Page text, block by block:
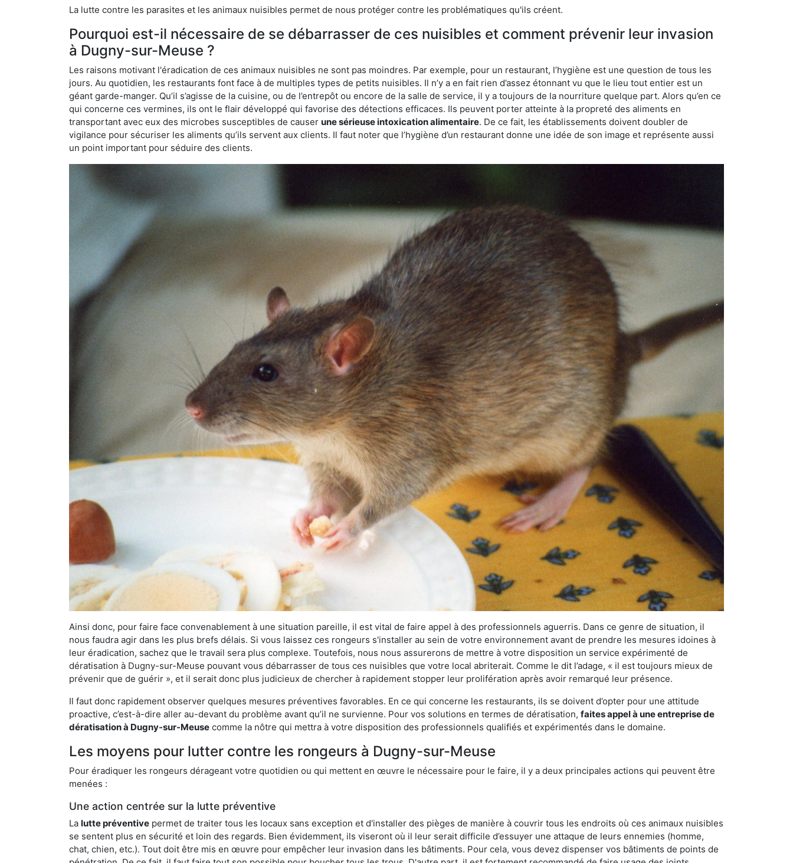
La lutte contre les parasites et les animaux nuisibles permet de nous protéger contre les problématiques qu'ils créent.
Pourquoi est-il nécessaire de se débarrasser de ces nuisibles et comment prévenir leur invasion
à Dugny-sur-Meuse ?
Les raisons motivant l'éradication de ces animaux nuisibles ne sont pas moindres. Par exemple, pour un restaurant, l’hygiène est une question de tous les
jours. Au quotidien, les restaurants font face à de multiples types de petits nuisibles. Il n’y a en fait rien d’assez étonnant vu que le lieu tout entier est un
géant garde-manger. Qu’il s’agisse de la cuisine, ou de l’entrepôt ou encore de la salle de service, il y a toujours de la nourriture quelque part. Alors qu’en ce
qui concerne ces vermines, ils ont le flair développé qui favorise des détections efficaces. Ils peuvent porter atteinte à la propreté des aliments en
transportant avec eux des microbes susceptibles de causer une sérieuse intoxication alimentaire. De ce fait, les établissements doivent doubler de
vigilance pour sécuriser les aliments qu’ils servent aux clients. Il faut noter que l’hygiène d’un restaurant donne une idée de son image et représente aussi
un point important pour séduire des clients.
Ainsi donc, pour faire face convenablement à une situation pareille, il est vital de faire appel à des professionnels aguerris. Dans ce genre de situation, il
nous faudra agir dans les plus brefs délais. Si vous laissez ces rongeurs s'installer au sein de votre environnement avant de prendre les mesures idoines à
leur éradication, sachez que le travail sera plus complexe. Toutefois, nous nous assurerons de mettre à votre disposition un service expérimenté de
dératisation à Dugny-sur-Meuse pouvant vous débarrasser de tous ces nuisibles que votre local abriterait. Comme le dit l’adage, « il est toujours mieux de
prévenir que de guérir », et il serait donc plus judicieux de chercher à rapidement stopper leur prolifération après avoir remarqué leur présence.
Il faut donc rapidement observer quelques mesures préventives favorables. En ce qui concerne les restaurants, ils se doivent d’opter pour une attitude
proactive, c’est-à-dire aller au-devant du problème avant qu’il ne survienne. Pour vos solutions en termes de dératisation, faites appel à une entreprise de
dératisation à Dugny-sur-Meuse comme la nôtre qui mettra à votre disposition des professionnels qualifiés et expérimentés dans le domaine.
Les moyens pour lutter contre les rongeurs à Dugny-sur-Meuse
Pour éradiquer les rongeurs dérageant votre quotidien ou qui mettent en œuvre le nécessaire pour le faire, il y a deux principales actions qui peuvent être
menées :
Une action centrée sur la lutte préventive
La lutte préventive permet de traiter tous les locaux sans exception et d'installer des pièges de manière à couvrir tous les endroits où ces animaux nuisibles
se sentent plus en sécurité et loin des regards. Bien évidemment, ils viseront où il leur serait difficile d’essuyer une attaque de leurs ennemies (homme,
chat, chien, etc.). Tout doit être mis en œuvre pour empêcher leur invasion dans les bâtiments. Pour cela, vous devez dispenser vos bâtiments de points de